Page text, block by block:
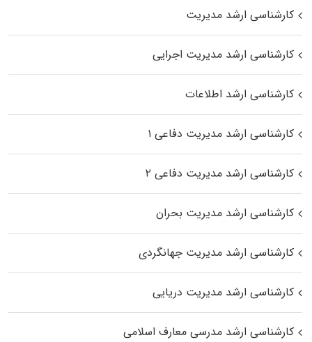
کارشناسی ارشد مدیریت
کارشناسی ارشد مدیریت اجرایی
کارشناسی ارشد اطلاعات
کارشناسی ارشد مدیریت دفاعی ۱
کارشناسی ارشد مدیریت دفاعی ۲
کارشناسی ارشد مدیریت بحران
کارشناسی ارشد مدیریت جهانگردی
کارشناسی ارشد مدیریت دریایی
کارشناسی ارشد مدرسی معارف اسلامی